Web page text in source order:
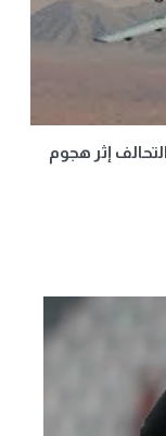
إثر هجوم